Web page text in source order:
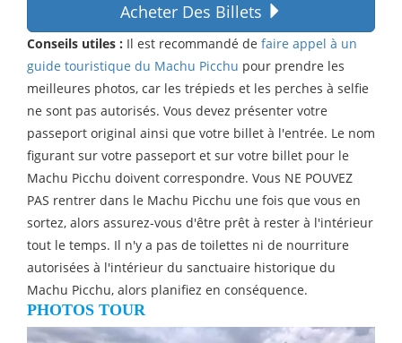
Acheter Des Billets
Conseils utiles : Il est recommandé de faire appel à un
guide touristique du Machu Picchu pour prendre les
meilleures photos, car les trépieds et les perches à selfie
ne sont pas autorisés. Vous devez présenter votre
passeport original ainsi que votre billet à l'entrée. Le nom
figurant sur votre passeport et sur votre billet pour le
Machu Picchu doivent correspondre. Vous NE POUVEZ
PAS rentrer dans le Machu Picchu une fois que vous en
sortez, alors assurez-vous d'être prêt à rester à l'intérieur
tout le temps. Il n'y a pas de toilettes ni de nourriture
autorisées à l'intérieur du sanctuaire historique du
Machu Picchu, alors planifiez en conséquence.
PHOTOS TOUR